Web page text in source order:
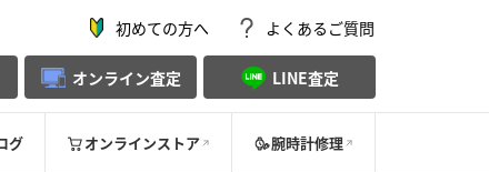
初めての方へ よくあるご質問
オンライン査定 LINE査定
グ オンラインストア 腕時計修理